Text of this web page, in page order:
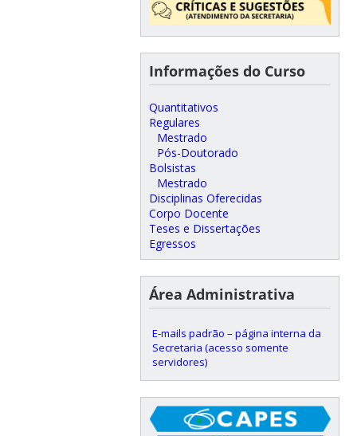
Informações do Curso
Quantitativos
Regulares
Mestrado
Pós-Doutorado
Bolsistas
Mestrado
Disciplinas Oferecidas
Corpo Docente
Teses e Dissertações
Egressos
Área Administrativa
E-mails padrão – página interna da
Secretaria (acesso somente
servidores)